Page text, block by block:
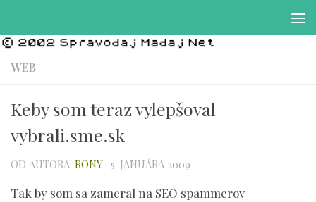
WEB
Keby som teraz vylepšoval
vybrali.sme.sk
OD AUTORA: RONY · 5. JANUÁRA 2009
Tak by som sa zameral na SEO spammerov